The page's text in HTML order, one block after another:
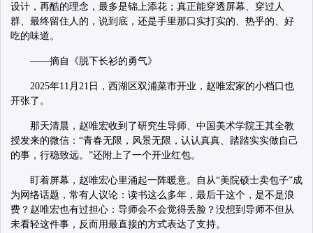
设计，再酷的理念，最多是锦上添花；真正能穿透屏幕、穿过人
群、最终留住人的，说到底，还是手里那口实打实的、热乎的、好
吃的味道。
——摘自《脱下长衫的勇气》
2025年11月21日，西湖区双浦菜市开业，赵唯宏家的小档口也
开张了。
那天清晨，赵唯宏收到了研究生导师、中国美术学院王其全教
授发来的微信：“青春无限，风景无限，认认真真、踏踏实实做自己
的事，行稳致远。”还附上了一个开业红包。
盯着屏幕，赵唯宏心里涌起一阵暖意。自从“美院硕士卖包子”成
为网络话题，常有人议论：读书这么多年，最后干这个，是不是浪
费？赵唯宏也有过担心：导师会不会觉得丢脸？没想到导师不但从
未看轻这件事，反而用最直接的方式表达了支持。